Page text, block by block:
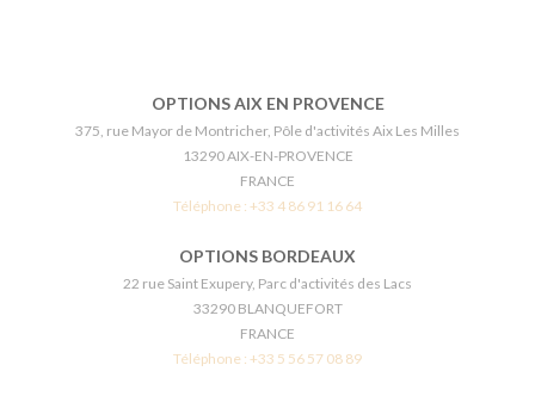
OPTIONS AIX EN PROVENCE
375, rue Mayor de Montricher, Pôle d'activités Aix Les Milles
13290 AIX-EN-PROVENCE
FRANCE
Téléphone : +33 4 86 91 16 64
OPTIONS BORDEAUX
22 rue Saint Exupery, Parc d'activités des Lacs
33290 BLANQUEFORT
FRANCE
Téléphone : +33 5 56 57 08 89